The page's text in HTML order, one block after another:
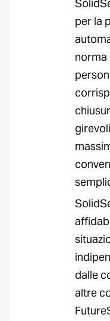
per la
norma
dalle
altre